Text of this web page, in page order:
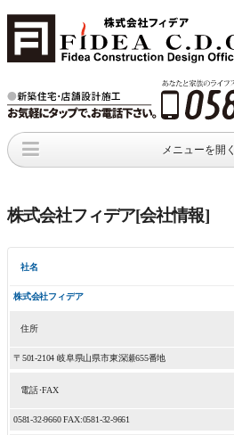
メニューを開く
request an inquiry
株式会社フィデア[会社情報]
社名
株式会社フィデア
住所
〒501-2104 岐阜県山県市東深瀬655番地
電話･FAX
0581-32-9660 FAX:0581-32-9661